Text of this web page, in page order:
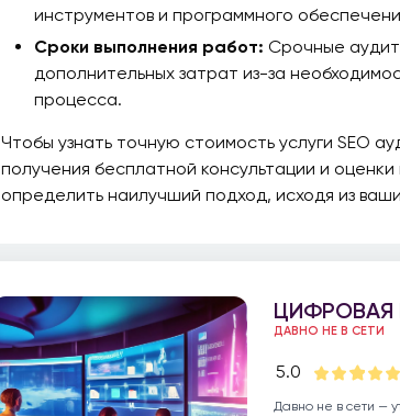
инструментов и программного
Сроки выполнения работ: Срочные
дополнительных затрат из-за
процесса.
Чтобы узнать точную стоимость услуги SEO
получения бесплатной консультации и
определить наилучший подход, исходя из
ЦИФРОВАЯ
ДАВНО НЕ В СЕТИ
5.0
Давно не в сети —